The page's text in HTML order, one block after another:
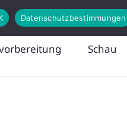
Schau
Datenschutzbestimmungen